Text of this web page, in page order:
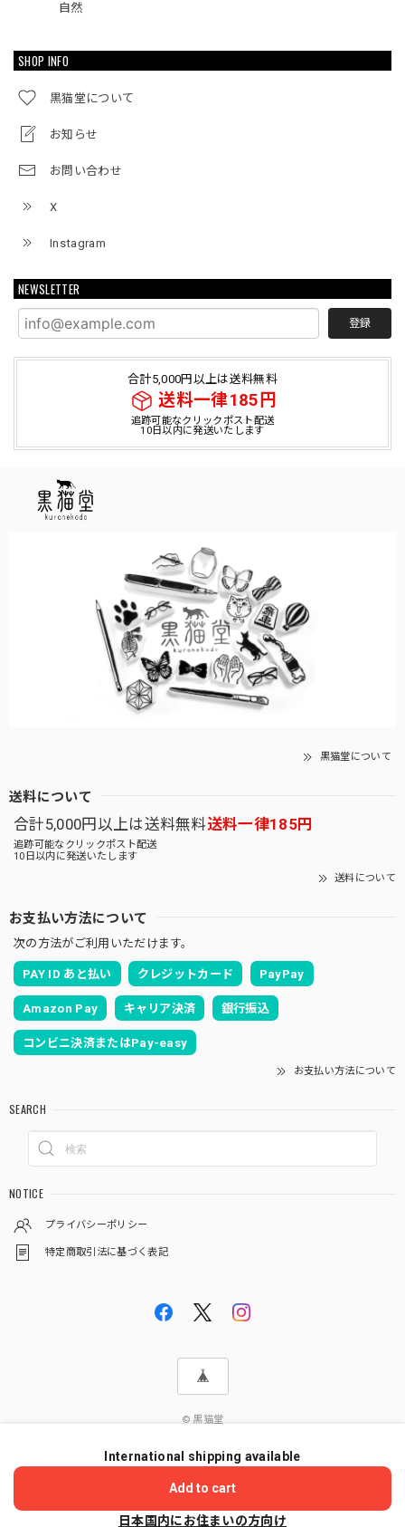
自然
SHOP INFO
黒猫堂について
お知らせ
お問い合わせ
X
Instagram
NEWSLETTER
登録
合計5,000円以上は送料無料
送料一律185円
追跡可能なクリックポスト配送
10日以内に発送いたします
黒猫堂について
送料について
合計5,000円以上は送料無料送料一律185円
追跡可能なクリックポスト配送
10日以内に発送いたします
送料について
お支払い方法について
次の方法がご利用いただけます。
PAY ID あと払い クレジットカード PayPay
Amazon Pay キャリア決済 銀行振込
コンビニ決済またはPay-easy
お支払い方法について
SEARCH
NOTICE
プライバシーポリシー
特定商取引法に基づく表記
© 黒猫堂
International shipping available
Add to cart
日本国内にお住まいの方向け
ショップに質問する